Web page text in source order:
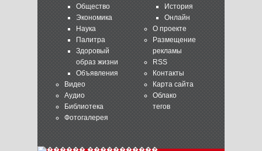
Общество
Экономика
Наука
Палитра
Здоровый
образ жизни
Объявления
Видео
Аудио
Библиотека
Фотогалерея
История
Онлайн
О проекте
Размещение
рекламы
RSS
Контакты
Карта сайта
Облако
тегов